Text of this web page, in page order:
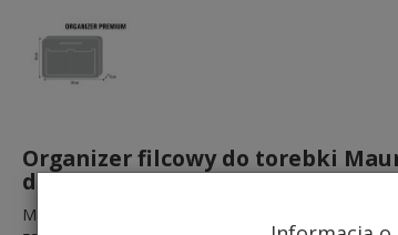
Organizer filcowy do torebki
dzień!
Masz dość bałaganu w torebce i wiecznego
osób.